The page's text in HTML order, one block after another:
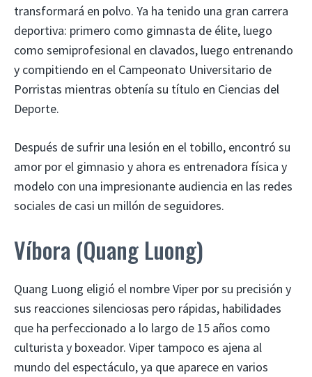
transformará en polvo. Ya ha tenido una gran carrera
deportiva: primero como gimnasta de élite, luego
como semiprofesional en clavados, luego entrenando
y compitiendo en el Campeonato Universitario de
Porristas mientras obtenía su título en Ciencias del
Deporte.
Después de sufrir una lesión en el tobillo, encontró su
amor por el gimnasio y ahora es entrenadora física y
modelo con una impresionante audiencia en las redes
sociales de casi un millón de seguidores.
Víbora (Quang Luong)
Quang Luong eligió el nombre Viper por su precisión y
sus reacciones silenciosas pero rápidas, habilidades
que ha perfeccionado a lo largo de 15 años como
culturista y boxeador. Viper tampoco es ajena al
mundo del espectáculo, ya que aparece en varios